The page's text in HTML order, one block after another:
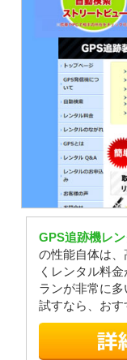
GPS追跡機レン
の性能自体は
くレンタル料
ランが非常に
試すなら、お